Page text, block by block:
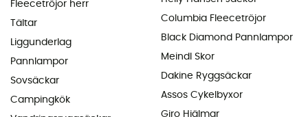
Fleecetröjor herr
Tältar
Liggunderlag
Pannlampor
Sovsäckar
Campingkök
Columbia Fleecetröjor
Black Diamond Pannlampor
Meindl Skor
Dakine Ryggsäckar
Assos Cykelbyxor
Giro Hjälmar